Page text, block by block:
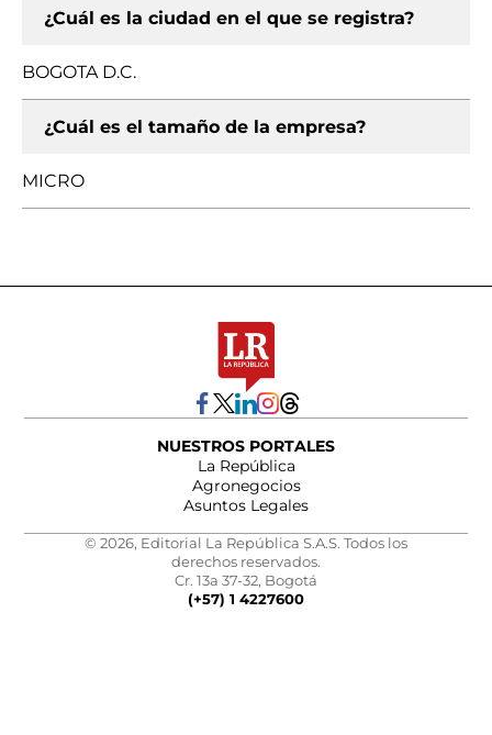
¿Cuál es la ciudad en el que se registra?
BOGOTA D.C.
¿Cuál es el tamaño de la empresa?
MICRO
NUESTROS PORTALES
La República
Agronegocios
Asuntos Legales
© 2026, Editorial La República S.A.S. Todos los
derechos reservados.
Cr. 13a 37-32, Bogotá
(+57) 1 4227600